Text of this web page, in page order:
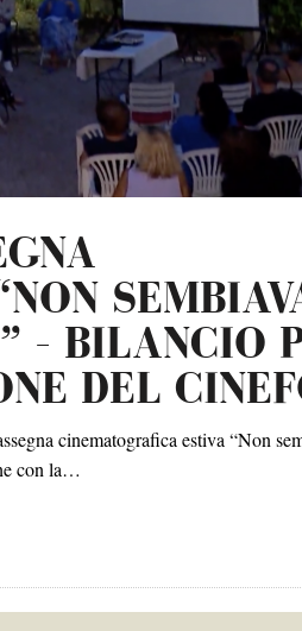
GIUSEPPE FANFANI – MESE
– BILANCIO
DEL
cinematografica estiva “Non
con la…